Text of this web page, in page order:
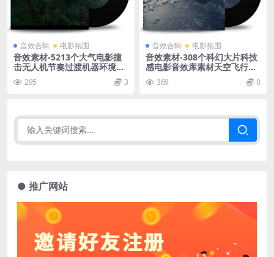
音效合辑 电影氛围
音效素材-5213个大气电影撞
击无人机节奏过渡机器环境无
损音效 ODEON Cinematic S
ound Effects Pack
295 3
音效合辑 电影氛围
音效素材-308个科幻大片科技
感电影音效库素材天空飞行撞
369 0
● 推广网站